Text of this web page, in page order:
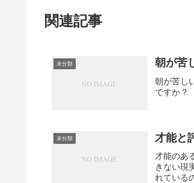
関連記事
未分類 朝が苦
朝が苦し
ですか？
未分類 才能と
才能のあ
きない現
れている